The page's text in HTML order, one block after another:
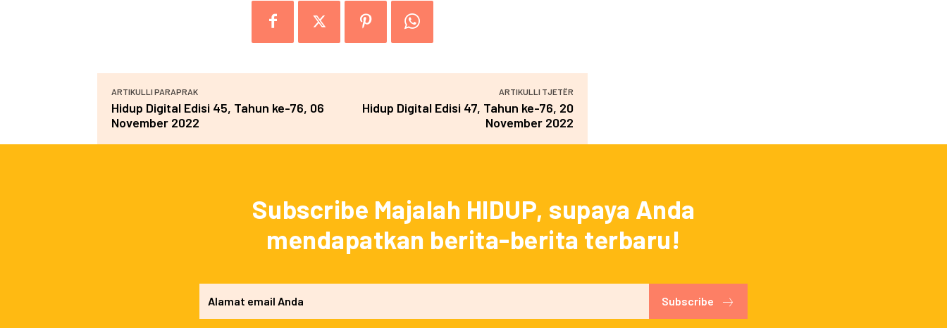
ARTIKULLI PARAPRAK
Hidup Digital Edisi 45, Tahun ke-76, 06
November 2022
ARTIKULLI TJETËR
Hidup Digital Edisi 47, Tahun ke-76, 20
November 2022
Subscribe Majalah HIDUP, supaya Anda
mendapatkan berita-berita terbaru!
Subscribe